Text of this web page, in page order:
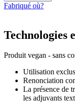
Fabriqué où?
Technologies
Produit vegan - sans
Utilisation
Renonciation
La présence de
les adjuvants